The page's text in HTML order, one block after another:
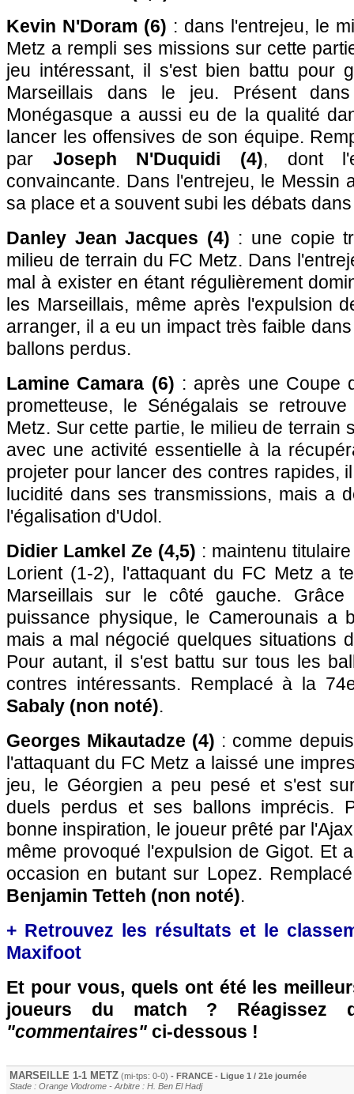
Kevin N'Doram (6) : dans l'entrejeu, le
Metz a rempli ses missions sur cette
jeu intéressant, il s'est bien battu pour
Marseillais dans le jeu. Présent
Monégasque a aussi eu de la qualité
lancer les offensives de son équipe.
par Joseph N'Duquidi (4), dont
convaincante. Dans l'entrejeu, le Messin
sa place et a souvent subi les débats
Danley Jean Jacques (4) : une copie
milieu de terrain du FC Metz. Dans
mal à exister en étant régulièrement
les Marseillais, même après l'expulsion
arranger, il a eu un impact très faible
ballons perdus.
Lamine Camara (6) : après une Coupe
prometteuse, le Sénégalais se
Metz. Sur cette partie, le milieu de terrain
avec une activité essentielle à la
projeter pour lancer des contres rapides,
lucidité dans ses transmissions, mais a
l'égalisation d'Udol.
Didier Lamkel Ze (4,5) : maintenu
Lorient (1-2), l'attaquant du FC Metz a
Marseillais sur le côté gauche.
puissance physique, le Camerounais a
mais a mal négocié quelques situations
Pour autant, il s'est battu sur tous les
contres intéressants. Remplacé à la
Sabaly (non noté).
Georges Mikautadze (4) : comme
l'attaquant du FC Metz a laissé une
jeu, le Géorgien a peu pesé et s'est
duels perdus et ses ballons imprécis.
bonne inspiration, le joueur prêté par
même provoqué l'expulsion de Gigot. Et
occasion en butant sur Lopez.
Benjamin Tetteh (non noté).
+ Retrouvez les résultats et le
Maxifoot
Et pour vous, quels ont été les
joueurs du match ? Réagissez
"commentaires" ci-dessous !
MARSEILLE 1-1 METZ (mi-tps: 0-0) - FRANCE - Ligue 1 / 21e journée
Stade : Orange Vlodrome - Arbitre : H. Ben El Hadj